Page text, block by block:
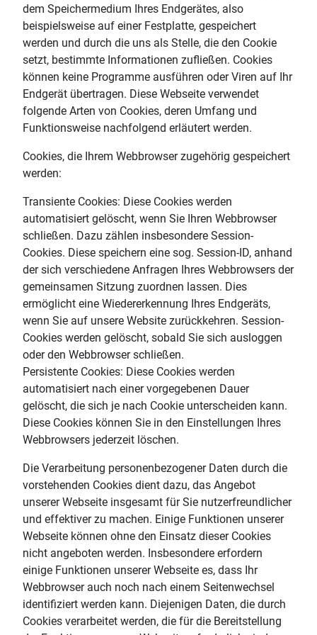
dem Speichermedium Ihres Endgerätes, also
beispielsweise auf einer Festplatte, gespeichert
werden und durch die uns als Stelle, die den Cookie
setzt, bestimmte Informationen zufließen. Cookies
können keine Programme ausführen oder Viren auf Ihr
Endgerät übertragen. Diese Webseite verwendet
folgende Arten von Cookies, deren Umfang und
Funktionsweise nachfolgend erläutert werden.
Cookies, die Ihrem Webbrowser zugehörig gespeichert
werden:
Transiente Cookies: Diese Cookies werden
automatisiert gelöscht, wenn Sie Ihren Webbrowser
schließen. Dazu zählen insbesondere Session-
Cookies. Diese speichern eine sog. Session-ID, anhand
der sich verschiedene Anfragen Ihres Webbrowsers der
gemeinsamen Sitzung zuordnen lassen. Dies
ermöglicht eine Wiedererkennung Ihres Endgeräts,
wenn Sie auf unsere Website zurückkehren. Session-
Cookies werden gelöscht, sobald Sie sich ausloggen
oder den Webbrowser schließen.
Persistente Cookies: Diese Cookies werden
automatisiert nach einer vorgegebenen Dauer
gelöscht, die sich je nach Cookie unterscheiden kann.
Diese Cookies können Sie in den Einstellungen Ihres
Webbrowsers jederzeit löschen.
Die Verarbeitung personenbezogener Daten durch die
vorstehenden Cookies dient dazu, das Angebot
unserer Webseite insgesamt für Sie nutzerfreundlicher
und effektiver zu machen. Einige Funktionen unserer
Webseite können ohne den Einsatz dieser Cookies
nicht angeboten werden. Insbesondere erfordern
einige Funktionen unserer Webseite es, dass Ihr
Webbrowser auch noch nach einem Seitenwechsel
identifiziert werden kann. Diejenigen Daten, die durch
Cookies verarbeitet werden, die für die Bereitstellung